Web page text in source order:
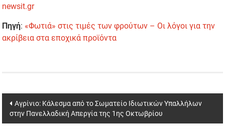
newsit.gr
Πηγή: «Φωτιά» στις τιμές των φρούτων – Οι λόγοι για την
ακρίβεια στα εποχικά προϊόντα
Post
navigation
Αγρίνιο: Κάλεσμα από το Σωματείο Ιδιωτικών Υπαλλήλων
στην Πανελλαδική Απεργία της 1ης Οκτωβρίου